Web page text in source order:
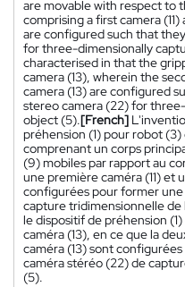
are movable with respect to
comprising a first camera
are configured such that
for three-dimensionally
characterised in that the
camera (13), wherein the
camera (13) are configured
stereo camera (22) for
object (5).[French]
préhension (1) pour robot
comprenant un corps
(9) mobiles par rapport au
une première caméra (11) et
configurées pour former
capture tridimensionnelle
le dispositif de préhension
caméra (13), en ce que la
caméra (13) sont
caméra stéréo (22) de
(5).